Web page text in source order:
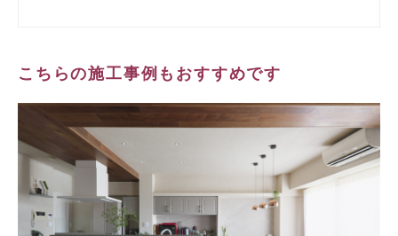
こちらの施工事例もおすすめです